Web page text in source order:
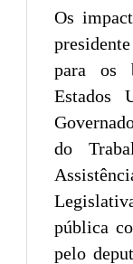
Os
para os
Estados
do
pública
pelo